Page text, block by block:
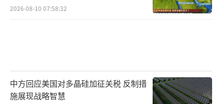
2026-08-10 07:58:32
中方回应美国对多晶硅加征关税 反制措
施展现战略智慧